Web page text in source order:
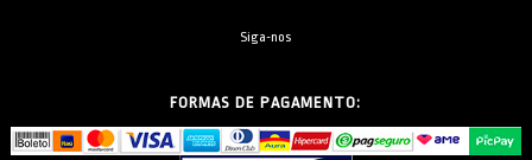
Siga-nos
FORMAS DE PAGAMENTO: